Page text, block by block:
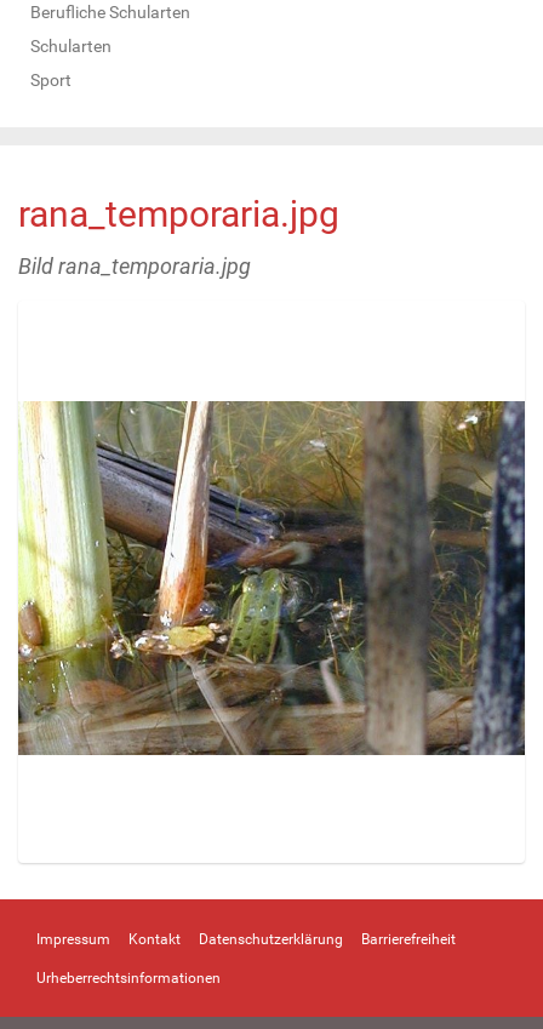
Berufliche Schularten
Schularten
Sport
rana_temporaria.jpg
Bild rana_temporaria.jpg
e
g
e
i
Impressum Kontakt Datenschutzerklärung Barrierefreiheit
Urheberrechtsinformationen